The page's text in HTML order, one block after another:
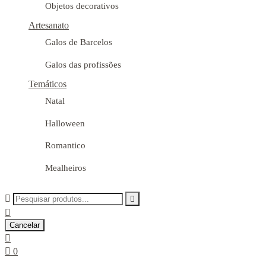
Objetos decorativos
Artesanato
Galos de Barcelos
Galos das profissões
Temáticos
Natal
Halloween
Romantico
Mealheiros
 

Cancelar

 0